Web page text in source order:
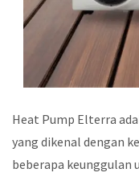
Heat Pump Elterra
yang dikenal dengan
beberapa keunggulan